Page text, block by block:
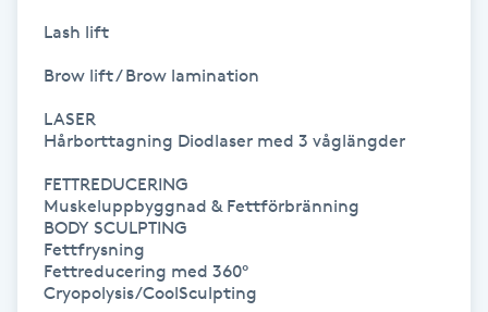
Nagelförlängning akryl
Nagelförlängning silke
Nagelförstärkning
Lash lift
Brow lift / Brow lamination
LASER
Hårborttagning Diodlaser med 3 våglängder
FETTREDUCERING
Muskeluppbyggnad & Fettförbränning
BODY SCULPTING
Fettfrysning
Fettreducering med 360°
Cryopolysis/CoolSculpting